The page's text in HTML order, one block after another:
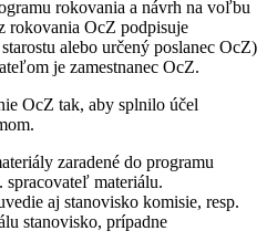
rokovania a návrh na voľbu
OcZ podpisuje
alebo určený poslanec OcZ)
je zamestnanec OcZ.
OcZ tak, aby splnilo účel
zaradené do programu
spracovateľ materiálu.
aj stanovisko komisie, resp.
stanovisko, prípadne